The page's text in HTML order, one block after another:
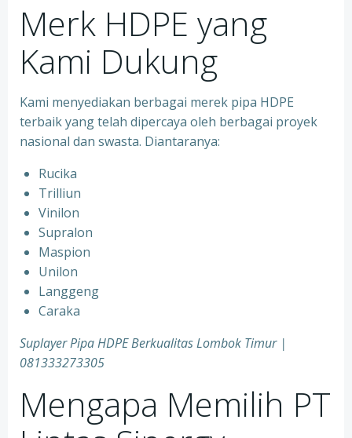
Merk HDPE yang
Kami Dukung
Kami menyediakan berbagai merek pipa HDPE
terbaik yang telah dipercaya oleh berbagai proyek
nasional dan swasta. Diantaranya:
Rucika
Trilliun
Vinilon
Supralon
Maspion
Unilon
Langgeng
Caraka
Suplayer Pipa HDPE Berkualitas Lombok Timur |
081333273305
Mengapa Memilih PT